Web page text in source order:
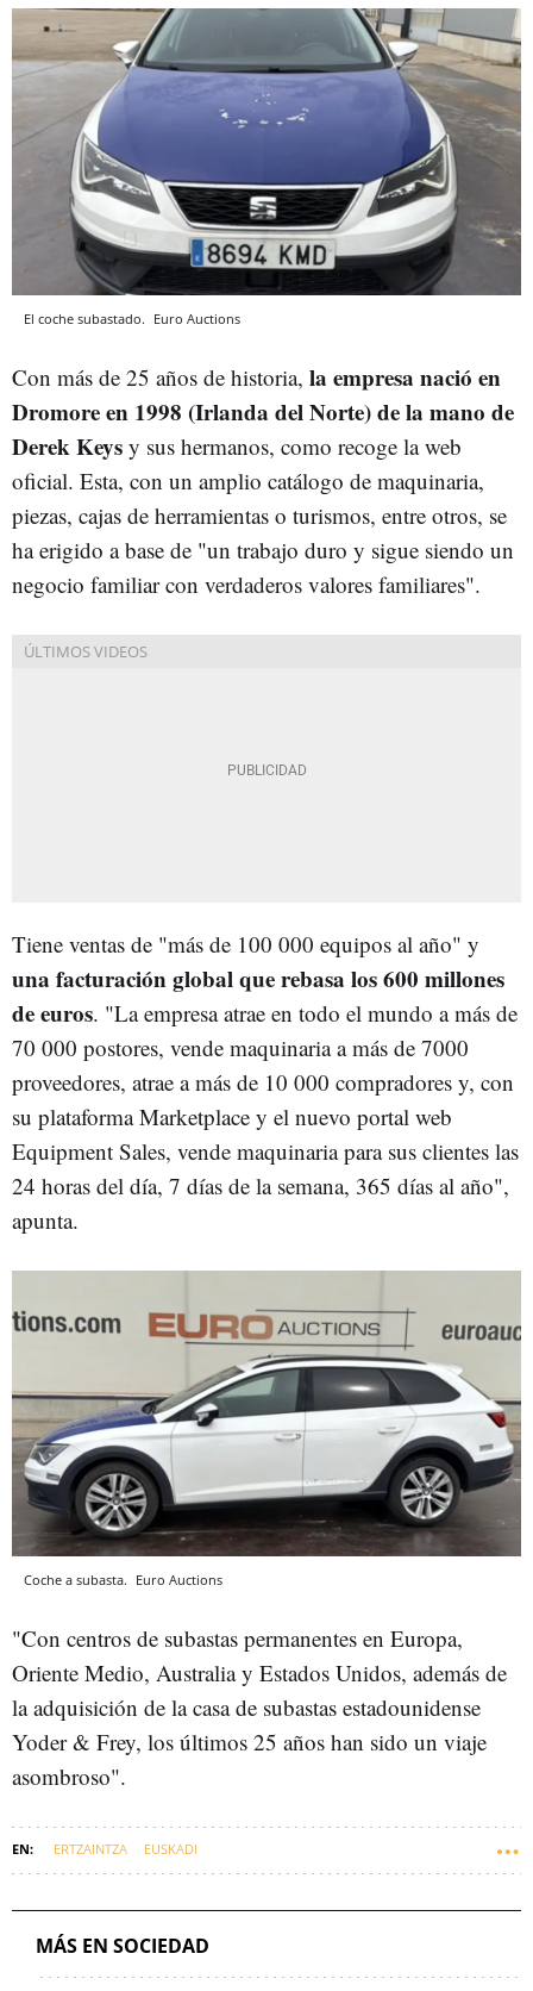
El coche subastado. Euro Auctions
Con más de 25 años de historia, la empresa nació en
Dromore en 1998 (Irlanda del Norte) de la mano de
Derek Keys y sus hermanos, como recoge la web
oficial. Esta, con un amplio catálogo de maquinaria,
piezas, cajas de herramientas o turismos, entre otros, se
ha erigido a base de "un trabajo duro y sigue siendo un
negocio familiar con verdaderos valores familiares".
Tiene ventas de "más de 100 000 equipos al año" y
una facturación global que rebasa los 600 millones
de euros. "La empresa atrae en todo el mundo a más de
70 000 postores, vende maquinaria a más de 7000
proveedores, atrae a más de 10 000 compradores y, con
su plataforma Marketplace y el nuevo portal web
Equipment Sales, vende maquinaria para sus clientes las
24 horas del día, 7 días de la semana, 365 días al año",
apunta.
Coche a subasta. Euro Auctions
"Con centros de subastas permanentes en Europa,
Oriente Medio, Australia y Estados Unidos, además de
la adquisición de la casa de subastas estadounidense
Yoder & Frey, los últimos 25 años han sido un viaje
asombroso".
ERTZAINTZA EUSKADI
MÁS EN SOCIEDAD